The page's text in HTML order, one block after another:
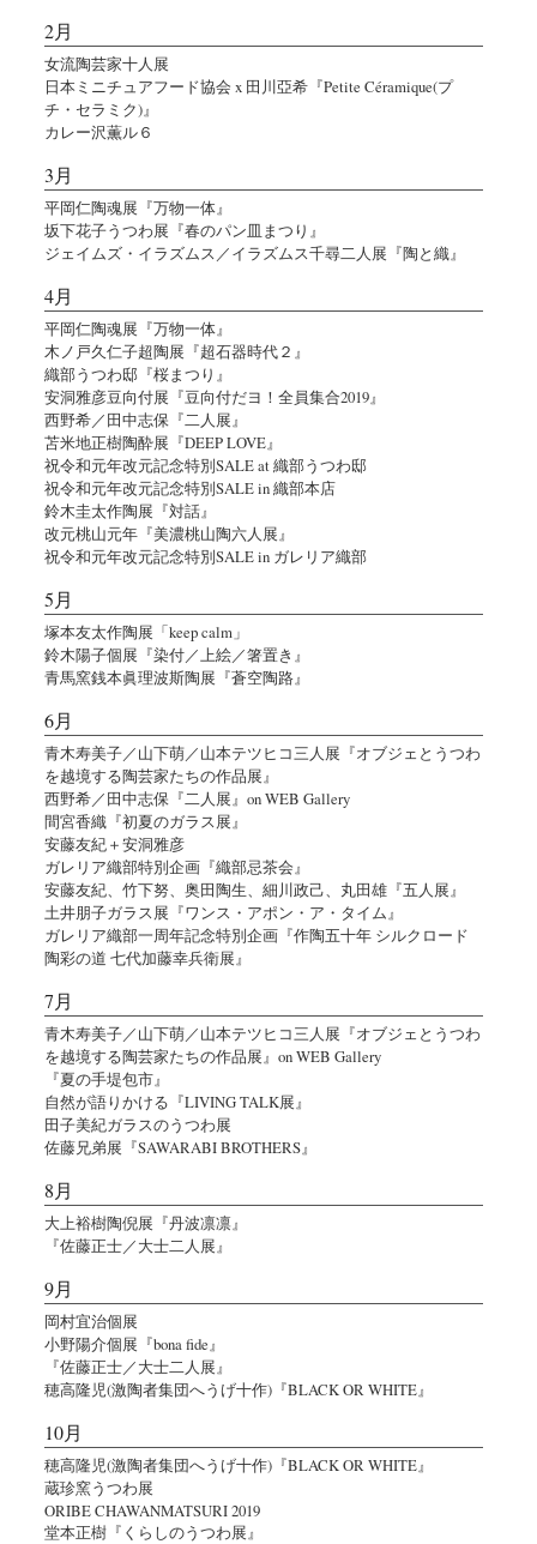
2月
女流陶芸家十人展
日本ミニチュアフード協会 x 田川亞希『Petite Céramique(プ
チ・セラミク)』
カレー沢薫ル６
3月
平岡仁陶魂展『万物一体』
坂下花子うつわ展『春のパン皿まつり』
ジェイムズ・イラズムス／イラズムス千尋二人展『陶と織』
4月
平岡仁陶魂展『万物一体』
木ノ戸久仁子超陶展『超石器時代２』
織部うつわ邸『桜まつり』
安洞雅彦豆向付展『豆向付だヨ！全員集合2019』
西野希／田中志保『二人展』
苫米地正樹陶酔展『DEEP LOVE』
祝令和元年改元記念特別SALE at 織部うつわ邸
祝令和元年改元記念特別SALE in 織部本店
鈴木圭太作陶展『対話』
改元桃山元年『美濃桃山陶六人展』
祝令和元年改元記念特別SALE in ガレリア織部
5月
塚本友太作陶展「keep calm」
鈴木陽子個展『染付／上絵／箸置き』
青馬窯銭本眞理波斯陶展『蒼空陶路』
6月
青木寿美子／山下萌／山本テツヒコ三人展『オブジェとうつわ
を越境する陶芸家たちの作品展』
西野希／田中志保『二人展』on WEB Gallery
間宮香織『初夏のガラス展』
安藤友紀＋安洞雅彦
ガレリア織部特別企画『織部忌茶会』
安藤友紀、竹下努、奥田陶生、細川政己、丸田雄『五人展』
土井朋子ガラス展『ワンス・アポン・ア・タイム』
ガレリア織部一周年記念特別企画『作陶五十年 シルクロード
陶彩の道 七代加藤幸兵衛展』
7月
青木寿美子／山下萌／山本テツヒコ三人展『オブジェとうつわ
を越境する陶芸家たちの作品展』on WEB Gallery
『夏の手堤包市』
自然が語りかける『LIVING TALK展』
田子美紀ガラスのうつわ展
佐藤兄弟展『SAWARABI BROTHERS』
8月
大上裕樹陶倪展『丹波凛凛』
『佐藤正士／大士二人展』
9月
岡村宜治個展
小野陽介個展『bona fide』
『佐藤正士／大士二人展』
穂高隆児(激陶者集団へうげ十作)『BLACK OR WHITE』
10月
穂高隆児(激陶者集団へうげ十作)『BLACK OR WHITE』
蔵珍窯うつわ展
ORIBE CHAWANMATSURI 2019
堂本正樹『くらしのうつわ展』